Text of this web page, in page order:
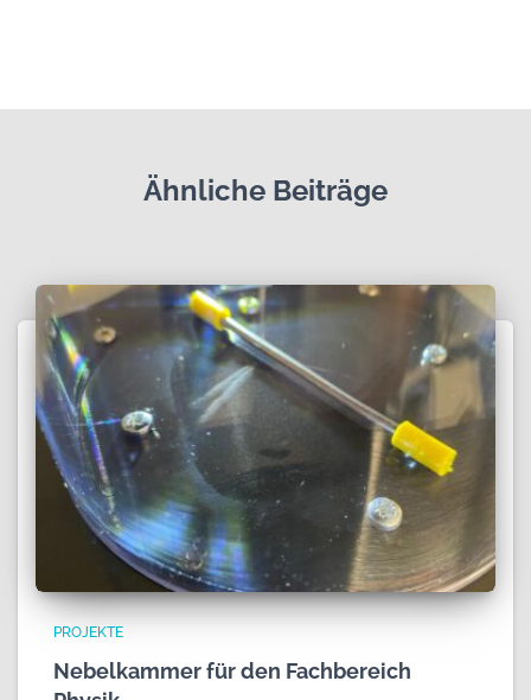
Ähnliche Beiträge
PROJEKTE
Nebelkammer für den Fachbereich